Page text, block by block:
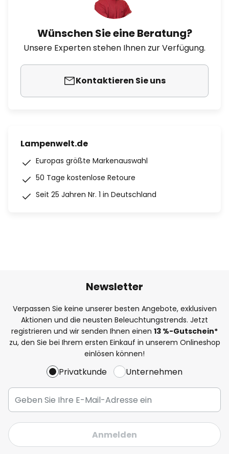
Wünschen Sie eine Beratung?
Unsere Experten stehen Ihnen zur Verfügung.
Kontaktieren Sie uns
Lampenwelt.de
Europas größte Markenauswahl
50 Tage kostenlose Retoure
Seit 25 Jahren Nr. 1 in Deutschland
Newsletter
Verpassen Sie keine unserer besten Angebote, exklusiven
Aktionen und die neusten Beleuchtungstrends. Jetzt
registrieren und wir senden Ihnen einen 13 %-Gutschein*
zu, den Sie bei Ihrem ersten Einkauf in unserem Onlineshop
einlösen können!
Privatkunde Unternehmen
Anmelden